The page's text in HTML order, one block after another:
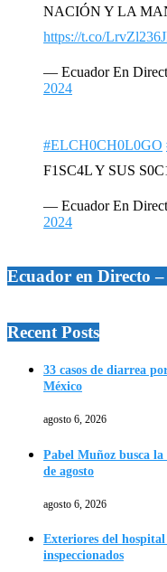
NACIÓN Y LA
https://t.co/
— Ecuador En
2024
#ELCH0CH0L0GO
F1SC4L Y SUS
— Ecuador En
2024
Ecuador en Directo
Recent Posts
33 casos de diarrea
México
agosto 6, 2026
Pabel Muñoz busca
de agosto
agosto 6, 2026
Exteriores del
inspeccionados